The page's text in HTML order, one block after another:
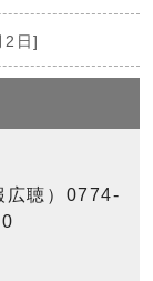
日]
広聴）0774-